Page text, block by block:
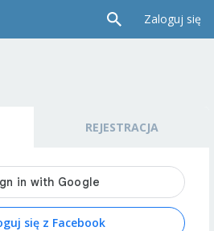
Zaloguj się
REJESTRACJA
się z Facebook